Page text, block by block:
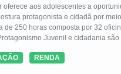
oferece aos adolescentes a
protagonista e cidadã por
de 250 horas composta por 32
Juvenil e cidadania são
problemas reais da escola e da
RENDA